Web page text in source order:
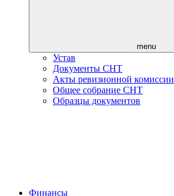
menu
Устав
Документы СНТ
Акты ревизионной комиссии
Общее собрание СНТ
Образцы документов
Финансы